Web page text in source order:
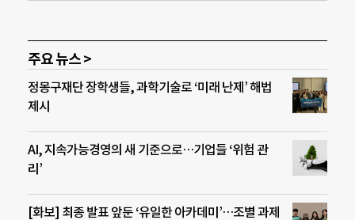
주요 뉴스 >
정몽구재단 장학생들, 과학기술로 ‘미래 난제’ 해법
제시
AI, 지속가능경영의 새 기준으로…기업들 ‘위험 관
리’
[화보] 최종 발표 앞둔 ‘유일한 아카데미’…조별 과제